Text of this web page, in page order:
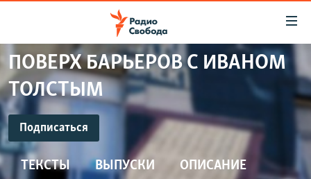
упрощенного
доступа
Вернуться
к
основному
содержанию
Вернутся
ПРОГРАММЫ
ПОДКАСТЫ
АВТОРСКИЕ ПРОЕКТЫ
ЦИТАТЫ СВОБОДЫ
МНЕНИЯ
ПОВЕРХ БАРЬЕРОВ С ИВАНОМ
ТОЛСТЫМ
ПодписатьсяПОДПИСАТЬСЯ
YouTube
ТЕКСТЫ ВЫПУСКИ ОПИСАНИЕ